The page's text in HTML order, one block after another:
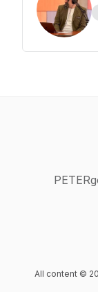
All content ©